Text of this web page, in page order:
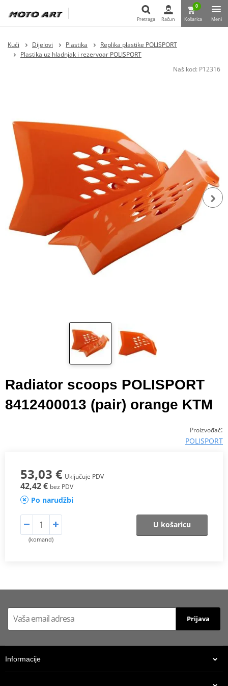
Pretraga Račun
0
Košarica Meni
Kući Dijelovi Plastika
Replika plastike POLISPORT
Plastika uz hladnjak i rezervoar POLISPORT
Naš kod: P12316
Radiator scoops POLISPORT
8412400013 (pair) orange KTM
Proizvođač:
POLISPORT
53,03 € Uključuje PDV
42,42 € bez PDV
Po narudžbi
(komand)
U košaricu
Prijava
Informacije